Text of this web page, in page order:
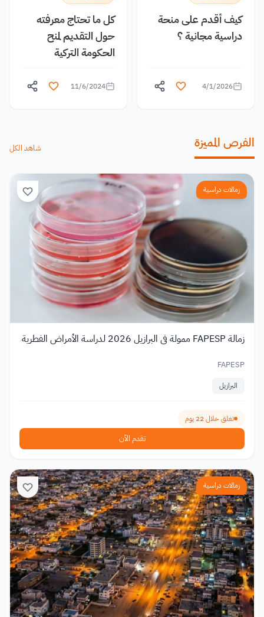
كيف أقدم على منحة
دراسية مجانية ؟
4/1/2026
كل ما تحتاج معرفته
حول التقديم لمنح
الحكومة التركية
11/6/2024
الفرص المميزة شاهد الكل
زمالات دراسية
زمالة FAPESP ممولة في البرازيل 2026 لدراسة الأمراض الفطرية
FAPESP
البرازيل
تغلق خلال 22 يوم
تقدم الآن
زمالات دراسية